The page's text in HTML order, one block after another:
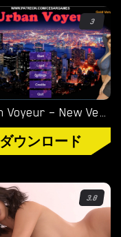
3
Urban Voyeur – New Version 1.0.0 (Full Game) [Cesar Games]
ダウンロード
3.8